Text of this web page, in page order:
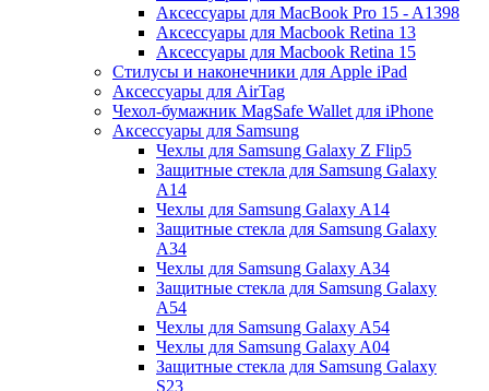
Аксессуары для MacBook Pro 15 - A1398
Аксессуары для Macbook Retina 13
Аксессуары для Macbook Retina 15
Стилусы и наконечники для Apple iPad
Аксессуары для AirTag
Чехол-бумажник MagSafe Wallet для iPhone
Аксессуары для Samsung
Чехлы для Samsung Galaxy Z Flip5
Защитные стекла для Samsung Galaxy
A14
Чехлы для Samsung Galaxy A14
Защитные стекла для Samsung Galaxy
A34
Чехлы для Samsung Galaxy A34
Защитные стекла для Samsung Galaxy
A54
Чехлы для Samsung Galaxy A54
Чехлы для Samsung Galaxy A04
Защитные стекла для Samsung Galaxy
S23